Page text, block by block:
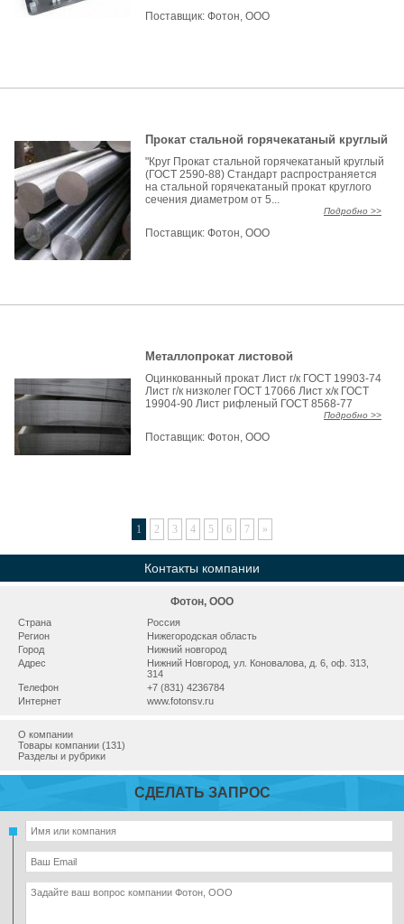
Поставщик:Фотон, ООО
Прокат стальной горячекатаный круглый
"Круг Прокат стальной горячекатаный круглый
(ГОСТ 2590-88) Стандарт распространяется
на стальной горячекатаный прокат круглого
сечения диаметром от 5...
Подробно >>
Поставщик:Фотон, ООО
Металлопрокат листовой
Оцинкованный прокат Лист г/к ГОСТ 19903-74
Лист г/к низколег ГОСТ 17066 Лист х/к ГОСТ
19904-90 Лист рифленый ГОСТ 8568-77
Подробно >>
Поставщик:Фотон, ООО
1 2 3 4 5 6 7 »
Контакты компании
Фотон, ООО
Страна
Россия
Регион
Нижегородская область
Город
Нижний новгород
Адрес
Нижний Новгород, ул. Коновалова, д. 6, оф. 313,
314
Телефон
+7 (831) 4236784
Интернет
www.fotonsv.ru
О компании
Товары компании (131)
Разделы и рубрики
СДЕЛАТЬ ЗАПРОС